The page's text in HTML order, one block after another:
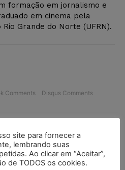
formação em jornalismo e
em cinema pela
Grande do Norte (UFRN).
Comments Disqus Comments
site para fornecer a
lembrando suas
Ao clicar em “Aceitar”,
de TODOS os cookies.